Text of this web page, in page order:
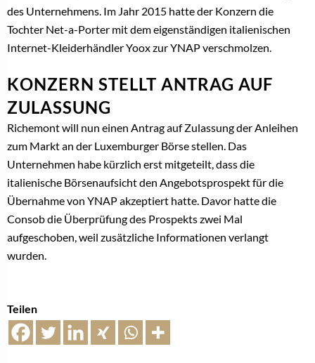
des Unternehmens. Im Jahr 2015 hatte der Konzern die
Tochter Net-a-Porter mit dem eigenständigen italienischen
Internet-Kleiderhändler Yoox zur YNAP verschmolzen.
KONZERN STELLT ANTRAG AUF
ZULASSUNG
Richemont will nun einen Antrag auf Zulassung der Anleihen
zum Markt an der Luxemburger Börse stellen. Das
Unternehmen habe kürzlich erst mitgeteilt, dass die
italienische Börsenaufsicht den Angebotsprospekt für die
Übernahme von YNAP akzeptiert hatte. Davor hatte die
Consob die Überprüfung des Prospekts zwei Mal
aufgeschoben, weil zusätzliche Informationen verlangt
wurden.
Teilen